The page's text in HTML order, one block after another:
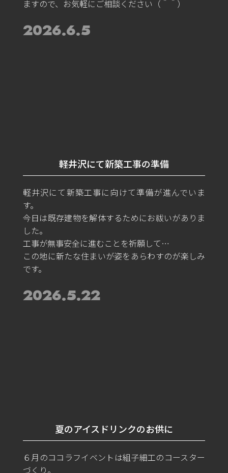
ますので、お気軽にご相談ください（＾＾）
2026.6.5
軽井沢にて新築工事の準備
軽井沢にて新築工事に向けて準備が進んでいま
す。
今日は既存建物を解体するためにお祓いがありま
した。
工事が無事安全に進むことを祈願して…
この地に新たな住まいが姿をあらわすのが楽しみ
です。
2026.5.22
夏のアイスドリンクのお供に
６月のココラフイベントは組子細工のコースター
づくり。